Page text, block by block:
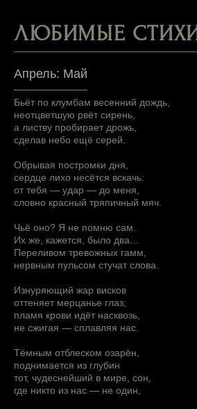
ЛЮБИМЫЕ
Апрель: Май
Бьёт по клумбам весенний дождь,
неотцветшую рвёт сирень,
а листву пробирает дрожь,
сделав небо ещё серей.
Обрывая постромки дня,
сердце лихо несётся вскачь:
от тебя — удар — до меня,
словно красный тряпичный мяч.
Чьё оно? Я не помню сам.
Их же, кажется, было два…
Переливом тревожных гамм,
нервным пульсом стучат слова.
Изнуряющий жар висков
оттеняет мерцанье глаз;
пламя крови идёт насквозь,
не сжигая — сплавляя нас.
Тёмным отблеском озарён,
поднимается из глубин
тот, чудеснейший в мире, сон,
где никто из нас — не один,